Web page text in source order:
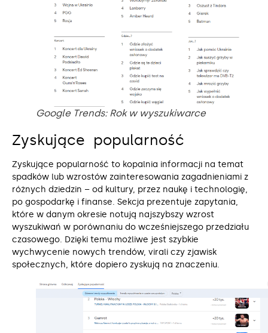
Google Trends: Rok w wyszukiwarce
Zyskujące popularność
Zyskujące popularność to kopalnia informacji na temat
spadków lub wzrostów zainteresowania zagadnieniami z
różnych dziedzin – od kultury, przez naukę i technologię,
po gospodarkę i finanse. Sekcja prezentuje zapytania,
które w danym okresie notują najszybszy wzrost
wyszukiwań w porównaniu do wcześniejszego przedziału
czasowego. Dzięki temu możliwe jest szybkie
wychwycenie nowych trendów, virali czy zjawisk
społecznych, które dopiero zyskują na znaczeniu.